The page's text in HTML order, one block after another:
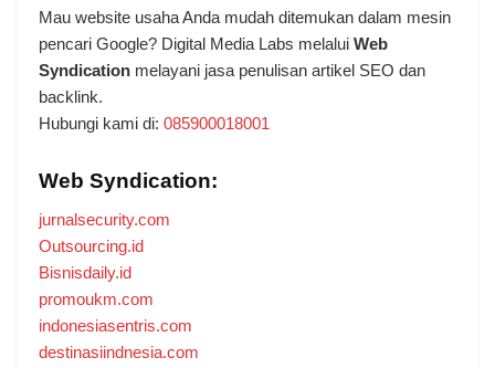
Mau website usaha Anda mudah ditemukan dalam mesin
pencari Google? Digital Media Labs melalui Web
Syndication melayani jasa penulisan artikel SEO dan
backlink.
Hubungi kami di: 085900018001
Web Syndication:
jurnalsecurity.com
Outsourcing.id
Bisnisdaily.id
promoukm.com
indonesiasentris.com
destinasiindnesia.com